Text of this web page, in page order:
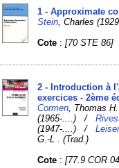
1 - Approximate
Stein , Charles
Cote :[70 STE 86]
2 - Introduction à
exercices - 2ème
Cormen ,
(1965-....) /
(1947-....) /
G.-L . (Trad.)
Cote :[77.9 COR